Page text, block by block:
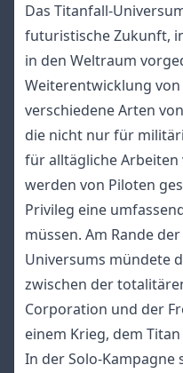
Das Titanfall-
futuristische Zukunft,
in den Weltraum
Weiterentwicklung
verschiedene Arten
die nicht nur für
für alltägliche Arbeiten
werden von Piloten
Privileg eine
müssen. Am Rande
Universums mündete
zwischen der
Corporation und der
einem Krieg, dem Titan
In der Solo-Kampagne